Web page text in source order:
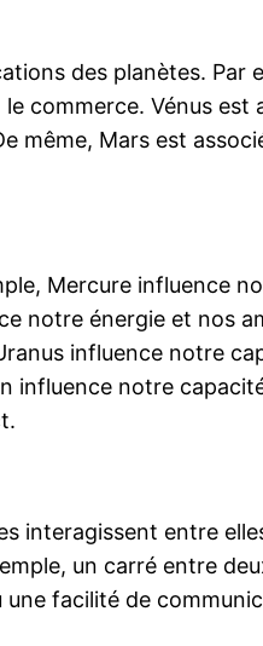
des planètes. Par
commerce. Vénus est
même, Mars est
Mercure influence
notre énergie et nos
influence notre
influence notre
interagissent entre
un carré entre
facilité de